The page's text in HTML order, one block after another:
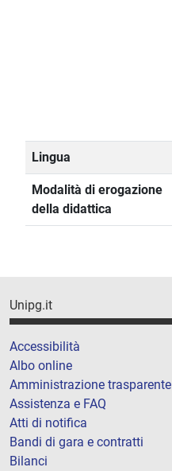
Lingua
Modalità di erogazione
della didattica
Unipg.it
Accessibilità
Albo online
Amministrazione trasparente
Assistenza e FAQ
Atti di notifica
Bandi di gara e contratti
Bilanci